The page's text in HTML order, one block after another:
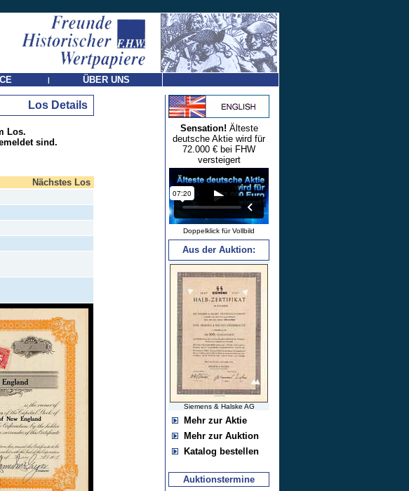
| ÜBER UNS
Los Details
Los.
sind.
Nächstes Los
Sensation! Älteste
deutsche Aktie wird für
72.000 € bei FHW
versteigert
Doppelklick für Vollbild
Aus der Auktion:
Siemens & Halske AG
Mehr zur Aktie
Mehr zur Auktion
Katalog bestellen
Auktionstermine